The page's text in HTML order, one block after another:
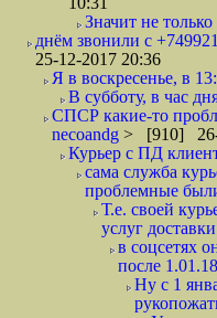
Значит не
днём звонили с
25-12-2017 20:36
Я в воскресенье, в
В субботу, в час
СПСР какие-то
necoandg > [910] 26-
Курьер с ПД
сама служба
проблемные
Т.е. своей
услуг
в соцсетях
после
Ну с 1